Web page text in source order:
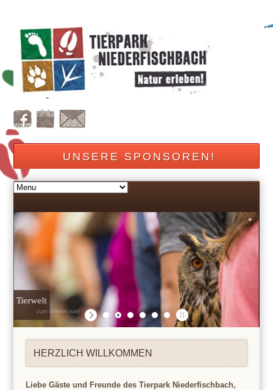
UNSERE SPONSOREN!
Heimische Tierwelt
zum Greifen nah!
HERZLICH WILLKOMMEN
Liebe Gäste und Freunde des Tierpark Niederfischbach,